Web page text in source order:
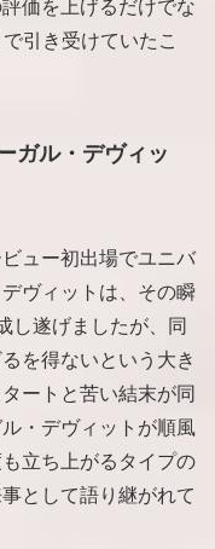
価を上げるだけでな
引き受けていたこ
ガル・デヴィッ
ュー初出場でユニバ
ヴィットは、その瞬
し遂げましたが、同
を得ないという大き
ートと苦い結末が同
・デヴィットが順風
立ち上がるタイプの
として語り継がれて